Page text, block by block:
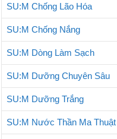
SU:M Chống Lão Hóa
SU:M Chống Nắng
SU:M Dòng Làm Sạch
SU:M Dưỡng Chuyên Sâu
SU:M Dưỡng Trắng
SU:M Nước Thần Ma Thuật